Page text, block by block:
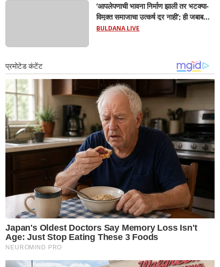
‘आपलेपणाची भावना निर्माण झाली तर भटक्या-
विमुक्त समाजाचा उत्कर्ष दूर नाही’; ही जबाबदारी
केवळ सरकारची नाही,आपल्या सर्वांची !
BULDANA LIVE